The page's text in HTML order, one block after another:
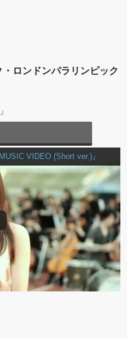
ロンドンパラリンピック
VIDEO (Short ver.)』